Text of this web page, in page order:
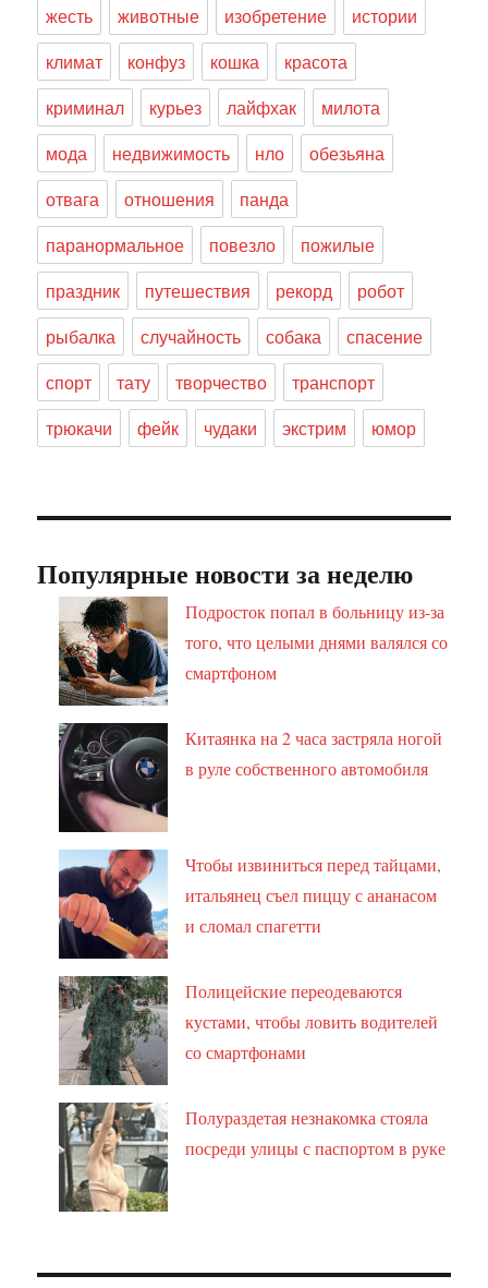
жесть животные изобретение
истории
климат
конфуз кошка
красота
криминал
курьез лайфхак
милота
мода
недвижимость нло
обезьяна
отвага
отношения
панда
паранормальное
повезло
пожилые
праздник
путешествия рекорд
робот
рыбалка
случайность собака
спасение
спорт
тату творчество
транспорт
трюкачи
фейк чудаки экстрим юмор
Популярные новости за неделю
Подросток попал в больницу из-за
того, что целыми днями валялся со
смартфоном
Китаянка на 2 часа застряла ногой
в руле собственного автомобиля
Чтобы извиниться перед тайцами,
итальянец съел пиццу с ананасом
и сломал спагетти
Полицейские переодеваются
кустами, чтобы ловить водителей
со смартфонами
Полураздетая незнакомка стояла
посреди улицы с паспортом в руке